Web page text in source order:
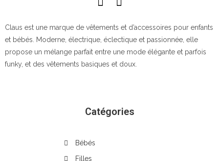
Claus est une marque de vêtements et d’accessoires pour enfants
et bébés. Moderne, électrique, éclectique et passionnée, elle
propose un mélange parfait entre une mode élégante et parfois
funky, et des vêtements basiques et doux.
Catégories
Bébés
Filles